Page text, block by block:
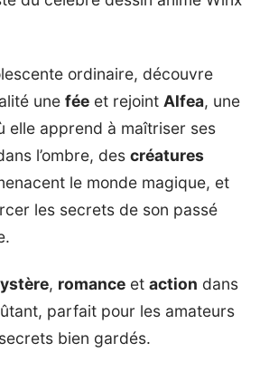
ordinaire, découvre
une fée et rejoint Alfea, une
elle apprend à maîtriser ses
l’ombre, des créatures
le monde magique, et
les secrets de son passé
, romance et action dans
parfait pour les amateurs
bien gardés.